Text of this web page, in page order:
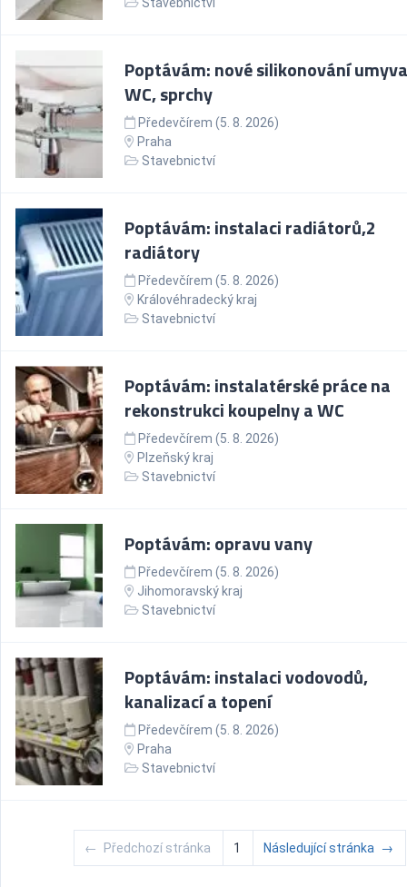
Poptávám: nové silikonování
WC, sprchy
Předevčírem (5. 8. 2026)
Praha
Stavebnictví
Poptávám: instalaci radiátorů,2
radiátory
Předevčírem (5. 8. 2026)
Královéhradecký kraj
Stavebnictví
Poptávám: instalatérské práce na
rekonstrukci koupelny a WC
Předevčírem (5. 8. 2026)
Plzeňský kraj
Stavebnictví
Poptávám: opravu vany
Předevčírem (5. 8. 2026)
Jihomoravský kraj
Stavebnictví
Poptávám: instalaci vodovodů,
kanalizací a topení
Předevčírem (5. 8. 2026)
Praha
Stavebnictví
← Předchozí stránka 1 Následující stránka →